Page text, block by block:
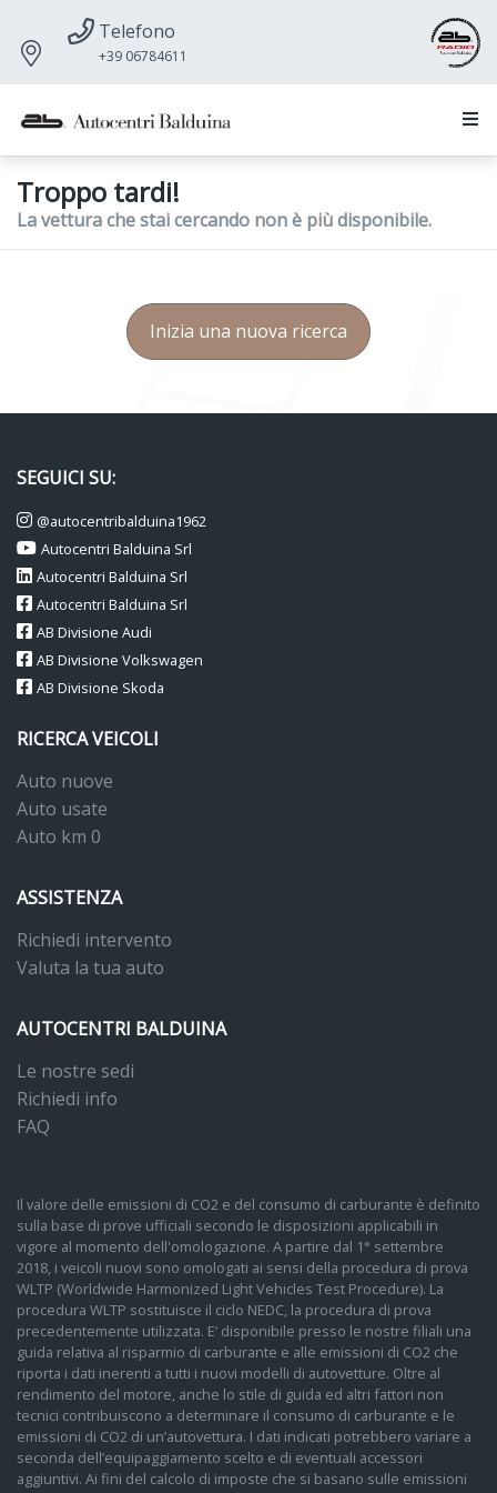
Telefono
+39 06784611
Troppo tardi!
La vettura che stai cercando non è più disponibile.
Inizia una nuova ricerca
SEGUICI SU:
@autocentribalduina1962
Autocentri Balduina Srl
Autocentri Balduina Srl
Autocentri Balduina Srl
AB Divisione Audi
AB Divisione Volkswagen
AB Divisione Skoda
RICERCA VEICOLI
Auto nuove
Auto usate
Auto km 0
ASSISTENZA
Richiedi intervento
Valuta la tua auto
AUTOCENTRI BALDUINA
Le nostre sedi
Richiedi info
FAQ
Il valore delle emissioni di CO2 e del consumo di carburante è definito
sulla base di prove ufficiali secondo le disposizioni applicabili in
vigore al momento dell'omologazione. A partire dal 1° settembre
2018, i veicoli nuovi sono omologati ai sensi della procedura di prova
WLTP (Worldwide Harmonized Light Vehicles Test Procedure). La
procedura WLTP sostituisce il ciclo NEDC, la procedura di prova
precedentemente utilizzata. E’ disponibile presso le nostre filiali una
guida relativa al risparmio di carburante e alle emissioni di CO2 che
riporta i dati inerenti a tutti i nuovi modelli di autovetture. Oltre al
rendimento del motore, anche lo stile di guida ed altri fattori non
tecnici contribuiscono a determinare il consumo di carburante e le
emissioni di CO2 di un’autovettura. I dati indicati potrebbero variare a
seconda dell’equipaggiamento scelto e di eventuali accessori
aggiuntivi. Ai fini del calcolo di imposte che si basano sulle emissioni